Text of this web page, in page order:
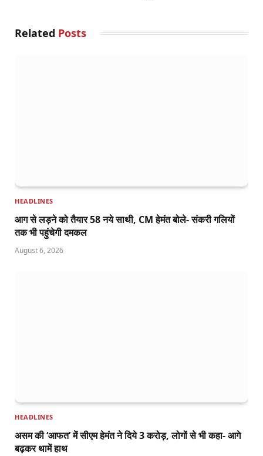
Related Posts
HEADLINES
आग से लड़ने को तैयार 58 नये साथी, CM हेमंत बोले- संकरी गलियों
तक भी पहुंचेगी दमकल
August 6, 2026
HEADLINES
असम की ‘आफत’ में सीएम हेमंत ने दिये 3 करोड़, लोगों से भी कहा- आगे
बढ़कर थामें हाथ